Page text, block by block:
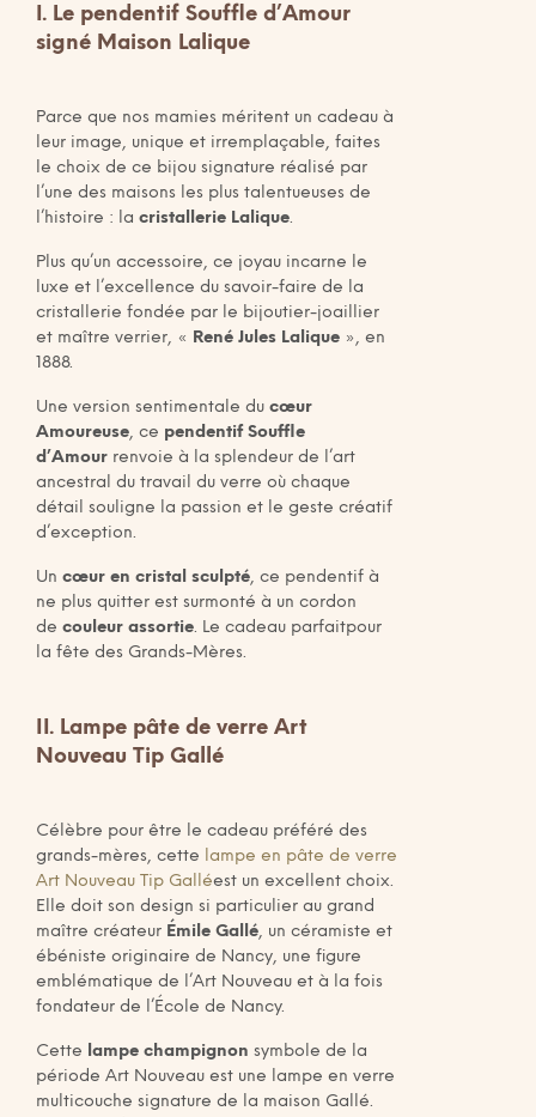
I. Le pendentif Souffle d’Amour
signé Maison Lalique
Parce que nos mamies méritent un cadeau à
leur image, unique et irremplaçable, faites
le choix de ce bijou signature réalisé par
l’une des maisons les plus talentueuses de
l’histoire : la cristallerie Lalique.
Plus qu’un accessoire, ce joyau incarne le
luxe et l’excellence du savoir-faire de la
cristallerie fondée par le bijoutier-joaillier
et maître verrier, « René Jules Lalique », en
1888.
Une version sentimentale du cœur
Amoureuse, ce pendentif Souffle
d’Amour renvoie à la splendeur de l’art
ancestral du travail du verre où chaque
détail souligne la passion et le geste créatif
d’exception.
Un cœur en cristal sculpté, ce pendentif à
ne plus quitter est surmonté à un cordon
de couleur assortie. Le cadeau parfaitpour
la fête des Grands-Mères.
II. Lampe pâte de verre Art
Nouveau Tip Gallé
Célèbre pour être le cadeau préféré des
grands-mères, cette lampe en pâte de verre
Art Nouveau Tip Galléest un excellent choix.
Elle doit son design si particulier au grand
maître créateur Émile Gallé, un céramiste et
ébéniste originaire de Nancy, une figure
emblématique de l’Art Nouveau et à la fois
fondateur de l’École de Nancy.
Cette lampe champignon symbole de la
période Art Nouveau est une lampe en verre
multicouche signature de la maison Gallé.